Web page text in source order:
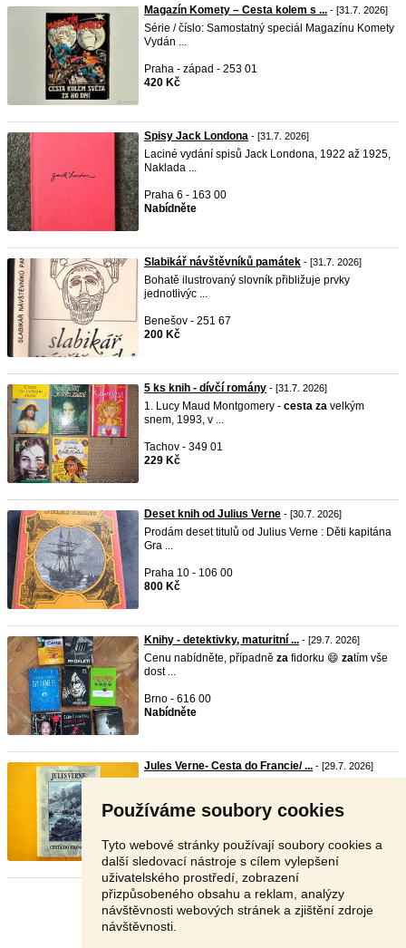
Používáme soubory cookies
Tyto webové stránky používají soubory cookies a
další sledovací nástroje s cílem vylepšení
uživatelského prostředí, zobrazení
přizpůsobeného obsahu a reklam, analýzy
návštěvnosti webových stránek a zjištění zdroje
návštěvnosti.
Magazín Komety – Cesta kolem s ... - [31.7. 2026]
Série / číslo: Samostatný speciál Magazínu Komety
Vydán ...
Praha - západ - 253 01
420 Kč
Spisy Jack Londona - [31.7. 2026]
Laciné vydání spisů Jack Londona, 1922 až 1925,
Naklada ...
Praha 6 - 163 00
Nabídněte
Slabikář návštěvníků památek - [31.7. 2026]
Bohatě ilustrovaný slovník přibližuje prvky
jednotlivýc ...
Benešov - 251 67
200 Kč
5 ks knih - dívčí romány - [31.7. 2026]
1. Lucy Maud Montgomery - cesta za velkým
snem, 1993, v ...
Tachov - 349 01
229 Kč
Deset knih od Julius Verne - [30.7. 2026]
Prodám deset titulů od Julius Verne : Děti kapitána
Gra ...
Praha 10 - 106 00
800 Kč
Knihy - detektivky, maturitní ... - [29.7. 2026]
Cenu nabídněte, případně za fidorku 😄 zatím vše
dost ...
Brno - 616 00
Nabídněte
Jules Verne- Cesta do Francie/ ... - [29.7. 2026]
V textu
Stránka: 1 2 3 Další